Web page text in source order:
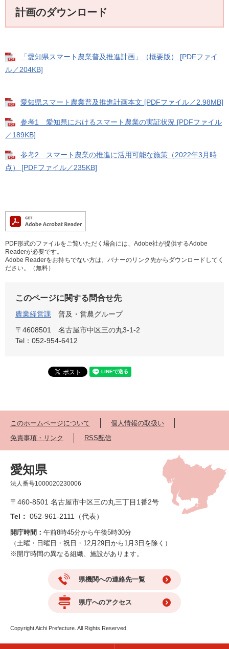
計画のダウンロード
「愛知県スマート農業普及推進計画」（概要版） [PDFファイ
ル／204KB]
愛知県スマート農業普及推進計画本文 [PDFファイル／2.98MB]
参考1 愛知県におけるスマート農業の実証状況 [PDFファイル
／189KB]
参考2 スマート農業の推進に活用可能な施策（2022年3月時
点） [PDFファイル／235KB]
PDF形式のファイルをご覧いただく場合には、Adobe社が提供するAdobe
Readerが必要です。
Adobe Readerをお持ちでない方は、バナーのリンク先からダウンロードしてく
ださい。（無料）
このページに関する問合せ先
農業経営課
普及・営農グループ
〒4608501
名古屋市中区三の丸3-1-2
Tel：052-954-6412
このホームページについて
個人情報の取扱い
免責事項・リンク
RSS配信
愛知県
法人番号1000020230006
〒460-8501 名古屋市中区三の丸三丁目1番2号
Tel： 052-961-2111（代表）
開庁時間： 午前8時45分から午後5時30分
（土曜・日曜日・祝日・12月29日から1月3日を除く）
※開庁時間の異なる組織、施設があります。
県機関への連絡先一覧
県庁へのアクセス
Copyright Aichi Prefecture. All Rights Reserved.